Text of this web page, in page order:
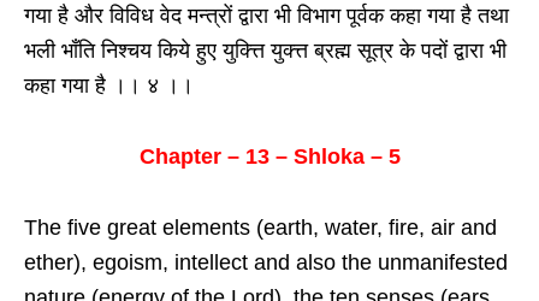
गया है और विविध वेद मन्त्रों द्वारा भी विभाग पूर्वक कहा गया है तथा
भली भाँति निश्चय किये हुए युक्त्ति युक्त्त ब्रह्म सूत्र के पदों द्वारा भी
कहा गया है ।। ४ ।।
Chapter – 13 – Shloka – 5
The five great elements (earth, water, fire, air and
ether), egoism, intellect and also the unmanifested